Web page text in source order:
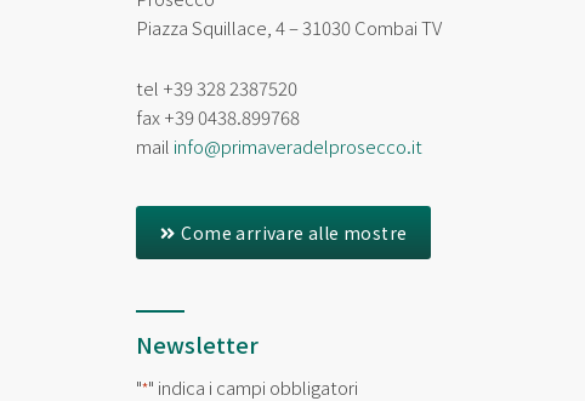
Piazza Squillace, 4 – 31030 Combai TV
tel +39 328 2387520
fax+39 0438.899768
mail info@primaveradelprosecco.it
Come arrivare alle mostre
Newsletter
"*" indica i campi obbligatori